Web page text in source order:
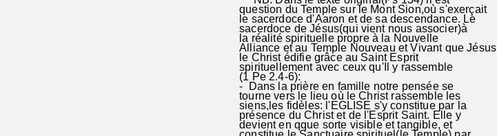
question du Temple sur le Mont Sion,où s'exerçait
le sacerdoce d'Aaron et de sa descendance. Le
sacerdoce de Jésus(qui vient nous associer)à
la réalité spirituelle propre à la Nouvelle
Alliance et au Temple Nouveau et Vivant que Jésus
le Christ édifie grâce au Saint Esprit
spirituellement avec ceux qu'Il y rassemble
(1 Pe 2.4-6):
- Dans la prière en famille notre pensée se
tourne vers le lieu où le Christ rassemble les
siens,les fidèles: l'EGLISE s'y constitue par la
présence du Christ et de l'Esprit Saint. Elle y
devient en qque sorte visible et tangible, et